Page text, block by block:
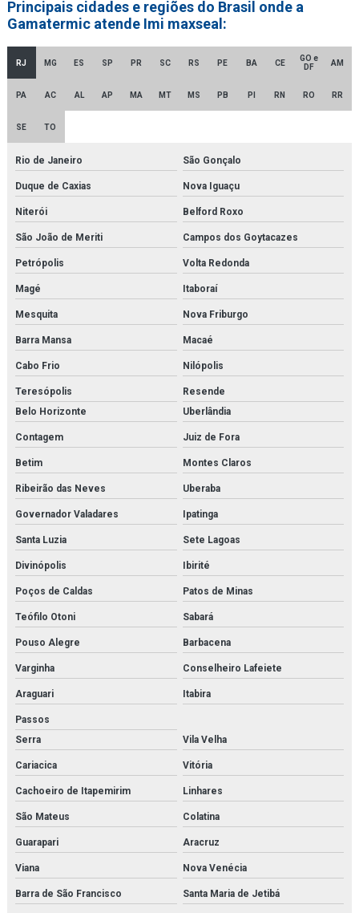
Empresa distribuidora de filtro hidráulico racor
Empresa revendedora de filtro hidráulico racor
Empresa de secador de ar comprimido
Empresa de secador de ar comprimido por adsorção
Fabricantes de gerador de nitrogênio
Fbo 60329
Filter element parker
Filtro de cartucho
Filtro de cartucho orçamento
Filtro coalescente domnick hunter
Filtro de contaminantes orçamento
Filtro danfoss
Filtro domnick hunter
Filtro finite orçamento
Filtro hidráulico de pressão
Filtro hidráulico racor
Filtro hidráulico racor orçamento
Filtro hidráulico de retorno
Filtro parker
Filtros hda parker
Principais cidades e regiões do Brasil onde a
Gamatermic atende Imi maxseal:
RJ MG ES SP PR SC RS PE BA CE
GO e
DF
AM
PA AC AL AP MA MT MS PB PI RN RO RR
SE TO
Rio de Janeiro São Gonçalo
Duque de Caxias Nova Iguaçu
Niterói Belford Roxo
São João de Meriti Campos dos Goytacazes
Petrópolis Volta Redonda
Magé Itaboraí
Mesquita Nova Friburgo
Barra Mansa Macaé
Cabo Frio Nilópolis
Teresópolis
Resende
Belo Horizonte
Uberlândia
Contagem Juiz de Fora
Betim Montes Claros
Ribeirão das Neves Uberaba
Governador Valadares Ipatinga
Santa Luzia Sete Lagoas
Divinópolis Ibirité
Poços de Caldas Patos de Minas
Teófilo Otoni Sabará
Pouso Alegre Barbacena
Varginha Conselheiro Lafeiete
Araguari Itabira
Passos
Serra
Vila Velha
Cariacica Vitória
Cachoeiro de Itapemirim Linhares
São Mateus Colatina
Guarapari Aracruz
Viana Nova Venécia
Barra de São Francisco Santa Maria de Jetibá